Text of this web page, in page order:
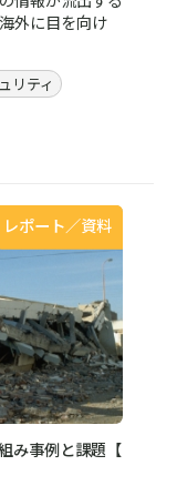
外に目を向け
リティ
レポート／資料
み事例と課題【